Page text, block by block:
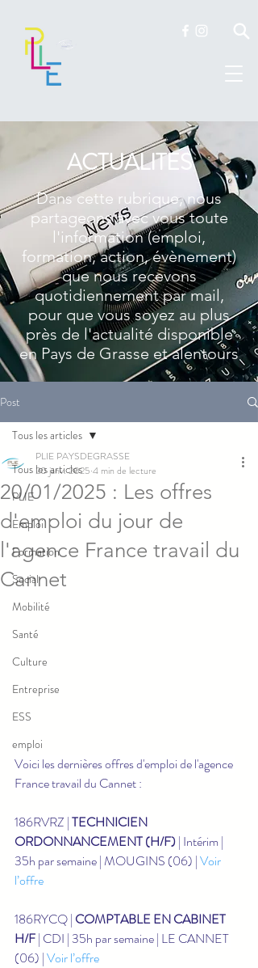
ACTUALITES
Dans cette rubrique, nous
partageons avec vous toute
l'information (emploi,
formation, action, évènement)
que nous recevons
quotidiennement par mail,
pour que vous soyez au plus
près de l'actualité disponible
en Pays de Grasse et alentours
Post
Tous les articles
PLIE
Emploi
Formation
Social
Mobilité
Santé
Culture
Entreprise
ESS
emploi
Tous les articles
20/01/2025 : Les offres
d'emploi du jour de
l'agence France travail du
Cannet
PLIE PAYSDEGRASSE
20 janv. 2025 4 min de lecture
Voici les dernières offres d'emploi de l'agence
France travail du Cannet :
186RVRZ | TECHNICIEN
ORDONNANCEMENT (H/F) | Intérim |
35h par semaine | MOUGINS (06) | Voir
l’offre
186RYCQ | COMPTABLE EN CABINET
H/F | CDI | 35h par semaine | LE CANNET
(06) | Voir l’offre